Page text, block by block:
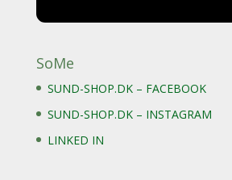
SoMe
SUND-SHOP.DK – FACEBOOK
SUND-SHOP.DK – INSTAGRAM
LINKED IN